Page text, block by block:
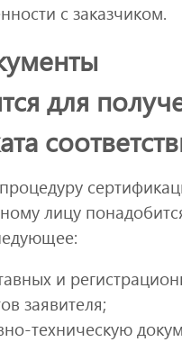
с заказчиком.
для
лицу
и
заявителя;
техническую